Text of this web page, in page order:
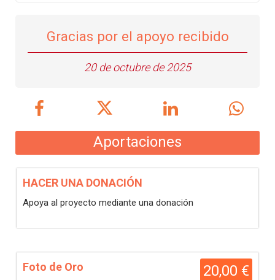
Gracias por el apoyo recibido
20 de octubre de 2025
Aportaciones
HACER UNA DONACIÓN
Apoya al proyecto mediante una donación
20,00 €
Foto de Oro